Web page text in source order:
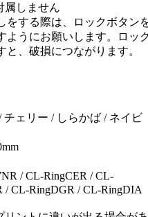
属しません
をする際は、ロックボタン
ようにお願いします。ロッ
、破損につながります。
ェリー / しらかば / ネイビ
/ CL-RingCER / CL-
/ CL-RingDGR / CL-RingDIA